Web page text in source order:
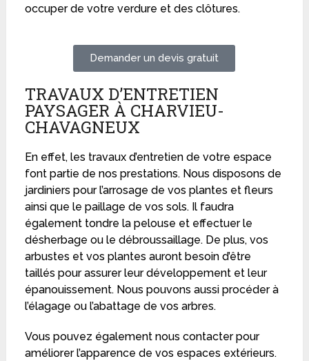
occuper de votre verdure et des clôtures.
Demander un devis gratuit
TRAVAUX D’ENTRETIEN
PAYSAGER À CHARVIEU-
CHAVAGNEUX
En effet, les travaux d’entretien de votre espace
font partie de nos prestations. Nous disposons de
jardiniers pour l’arrosage de vos plantes et fleurs
ainsi que le paillage de vos sols. Il faudra
également tondre la pelouse et effectuer le
désherbage ou le débroussaillage. De plus, vos
arbustes et vos plantes auront besoin d’être
taillés pour assurer leur développement et leur
épanouissement. Nous pouvons aussi procéder à
l’élagage ou l’abattage de vos arbres.
Vous pouvez également nous contacter pour
améliorer l’apparence de vos espaces extérieurs.